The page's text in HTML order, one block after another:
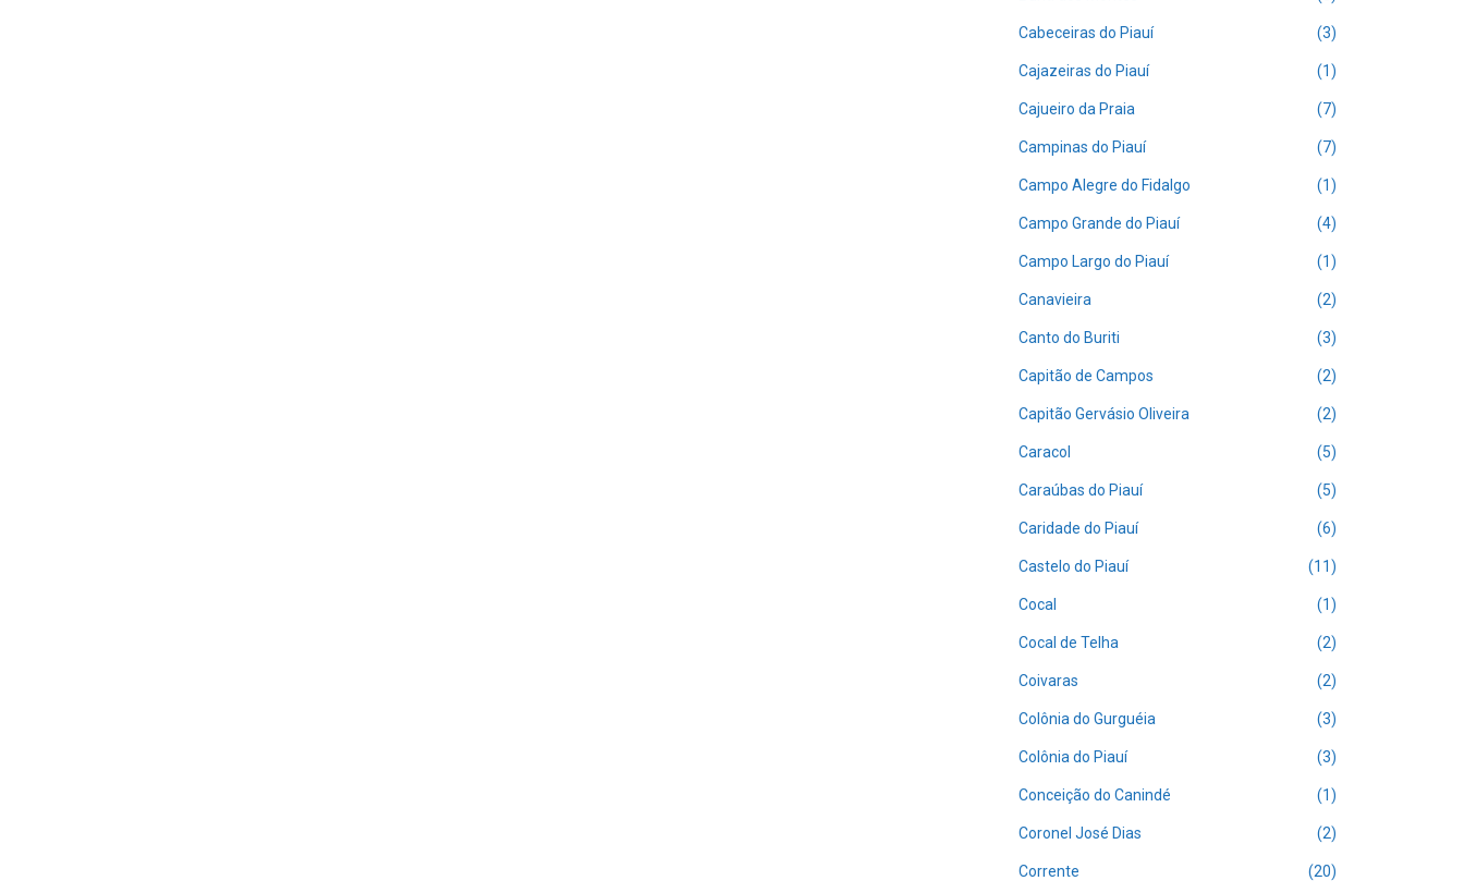
Cabeceiras do Piauí (3)
Cajazeiras do Piauí (1)
Cajueiro da Praia (7)
Campinas do Piauí (7)
Campo Alegre do Fidalgo (1)
Campo Grande do Piauí (4)
Campo Largo do Piauí (1)
Canavieira (2)
Canto do Buriti (3)
Capitão de Campos (2)
Capitão Gervásio Oliveira (2)
Caracol (5)
Caraúbas do Piauí (5)
Caridade do Piauí (6)
Castelo do Piauí (11)
Cocal (1)
Cocal de Telha (2)
Coivaras (2)
Colônia do Gurguéia (3)
Colônia do Piauí (3)
Conceição do Canindé (1)
Coronel José Dias (2)
Corrente (20)